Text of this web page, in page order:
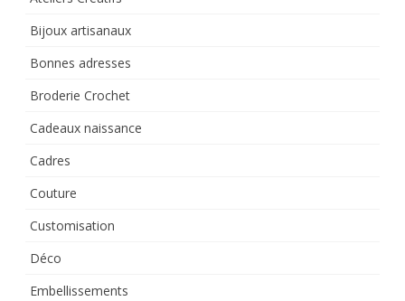
Bijoux artisanaux
Bonnes adresses
Broderie Crochet
Cadeaux naissance
Cadres
Couture
Customisation
Déco
Embellissements